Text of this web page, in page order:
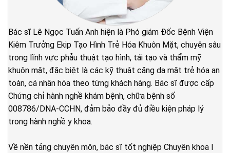
Bác sĩ Lê Ngọc Tuấn Anh hiện là Phó giám Đốc Bệnh Viện
Kiêm Trưởng Ekip Tạo Hình Trẻ Hóa Khuôn Mặt, chuyên sâu
trong lĩnh vực phẫu thuật tạo hình, tái tạo và thẩm mỹ
khuôn mặt, đặc biệt là các kỹ thuật căng da mặt trẻ hóa an
toàn, cá nhân hóa theo từng khách hàng. Bác sĩ được cấp
Chứng chỉ hành nghề khám bệnh, chữa bệnh số
008786/DNA-CCHN, đảm bảo đầy đủ điều kiện pháp lý
trong hành nghề y khoa.
Về nền tảng chuyên môn, bác sĩ tốt nghiệp Chuyên khoa I